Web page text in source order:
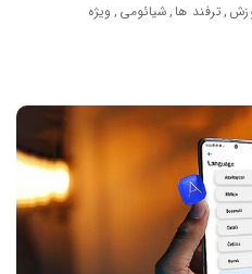
ترفند ها شیائومی ویژه